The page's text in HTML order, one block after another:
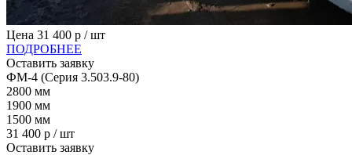
Цена 31 400 р / шт
ПОДРОБНЕЕ
Оставить заявку
ФМ-4 (Серия 3.503.9-80)
2800 мм
1900 мм
1500 мм
31 400 р / шт
Оставить заявку